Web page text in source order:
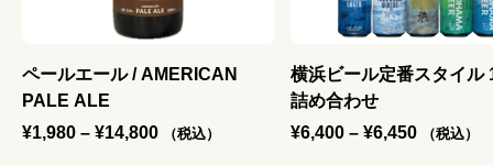
ペールエール / AMERICAN
PALE ALE
¥1,980 – ¥14,800価（税込）
横浜ビール定番スタイル
詰め合わせ
¥6,400 – ¥6,450価（税込）